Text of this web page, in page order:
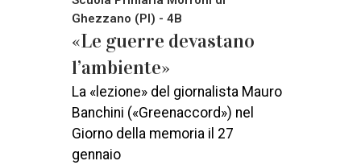
Ghezzano (PI) - 4B
«Le guerre devastano
l’ambiente»
La «lezione» del giornalista Mauro
Banchini («Greenaccord») nel
Giorno della memoria il 27
gennaio